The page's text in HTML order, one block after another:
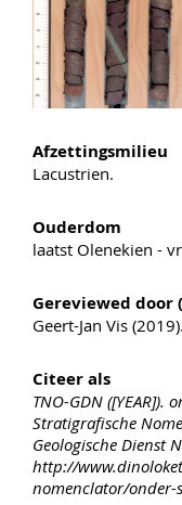
Afzettingsmilieu
Lacustrien.
Ouderdom
laatst Olenekien -
Gereviewed door
Geert-Jan Vis (2019).
Citeer als
TNO-GDN ([YEAR]).
Stratigrafische
Geologische Dienst
http://
nomenclator/onder-